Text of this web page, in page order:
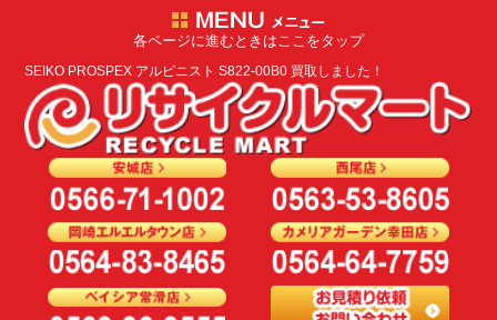
各ページに進むときはここをタップ
SEIKO PROSPEX アルピニスト S822-00B0 買取しました！